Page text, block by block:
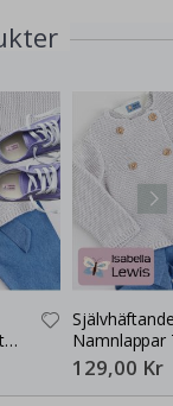
Namnlappar
30x13 mm
129,00 Kr